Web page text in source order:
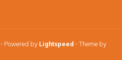
- Powered by Lightspeed - Theme by